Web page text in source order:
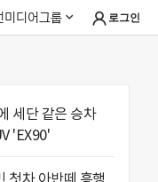
미디어그룹 로그인